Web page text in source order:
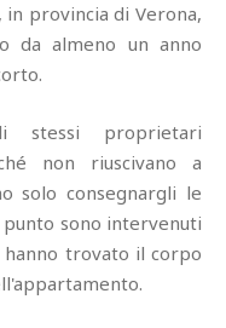
in provincia di Verona,
da almeno un anno
stessi proprietari
non riuscivano a
solo consegnargli le
punto sono intervenuti
hanno trovato il corpo